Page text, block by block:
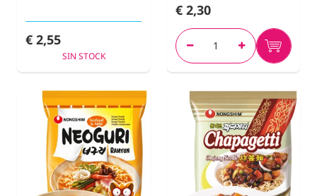
€ 2,55
SIN STOCK
€ 2,30